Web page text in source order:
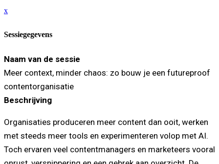
x
Sessiegegevens
Naam van de sessie
Meer context, minder chaos: zo bouw je een futureproof
contentorganisatie
Beschrijving
Organisaties produceren meer content dan ooit, werken
met steeds meer tools en experimenteren volop met AI.
Toch ervaren veel contentmanagers en marketeers vooral